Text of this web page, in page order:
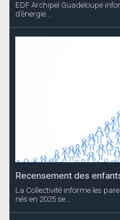
EDF Archipel Guadeloupe
d’énergie...
Recensement des
La Collectivité informe les
nés en 2025 se...